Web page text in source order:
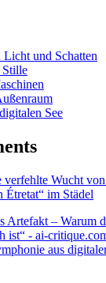
und Schatten
Stille
See
verfehlte Wucht
Étretat“ im Städel
Artefakt – Warum
ist“ - ai-
aus